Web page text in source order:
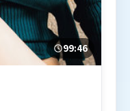
99:46